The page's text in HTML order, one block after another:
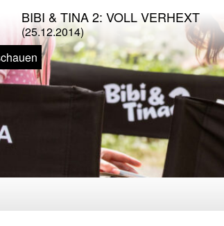
BIBI & TINA 2: VOLL VERHEXT
(25.12.2014)